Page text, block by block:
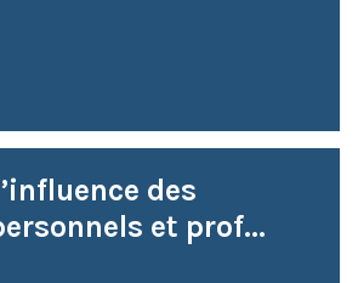
des
et prof...